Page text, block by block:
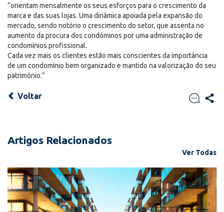
“orientam mensalmente os seus esforços para o crescimento da
marca e das suas lojas. Uma dinâmica apoiada pela expansão do
mercado, sendo notório o crescimento do setor, que assenta no
aumento da procura dos condóminos por uma administração de
condomínios profissional.
Cada vez mais os clientes estão mais conscientes da importância
de um condomínio bem organizado e mantido na valorização do seu
património.”
Voltar
Artigos Relacionados
Ver Todas